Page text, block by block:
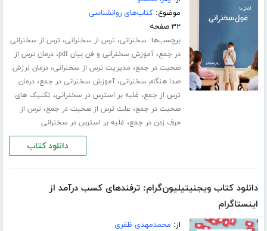
موضوع:کتاب‌های روانشناسی
۳۲ صفحه
برچسب‌ها: سخنرانی، ترس از سخنرانی، ترس از سخنرانی
در جمع،آموزش سخنرانی و فن بیان pdf ،درمان ترس از
صحبت در جمع، مدیریت ترس از سخنرانی،درمان لرزش
صدا هنگام سخنرانی،آموزش سخنرانی در جمع،درمان
ترس از جمع، غلبه بر استرس در سخنرانی، تکنیک های
صحبت در جمع، علت ترس از صحبت در جمع، ترس از
حرف زدن در جمع، غلبه بر استرس در سخنرانی
دانلود کتاب
دانلود کتاب ویجنیتیلیون‌گرام: ترفندهای کسب درآمد از
اینستاگرام
از: محمدمهدی ظفری